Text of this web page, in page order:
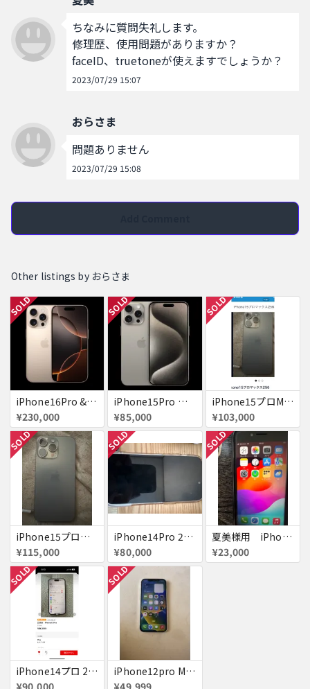
ちなみに質問失礼します。
修理歴、使用問題がありますか？
faceID、truetoneが使えますでしょうか？
2023/07/29 15:07
おらさま
問題ありません
2023/07/29 15:08
Other listings by おらさま
SOLD
iPhone16Pro &16Pro MAX 夏美様用
¥230,000
SOLD
iPhone15Pro 夏美様
¥85,000
SOLD
iPhone15プロMAX256g
¥103,000
SOLD
iPhone15プロマックス256
¥115,000
SOLD
iPhone14Pro 256G 白、シルバー
¥80,000
SOLD
夏美様用 iPhone se 128GB レッド
¥23,000
SOLD
iPhone14プロ 256g
¥90,000
SOLD
iPhone12pro MAX 白シルバー
¥49,999